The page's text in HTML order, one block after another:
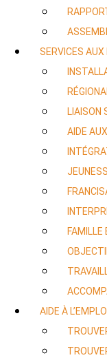
SERVICES
LIAISON
AIDE
AIDE À L’EMPLOI